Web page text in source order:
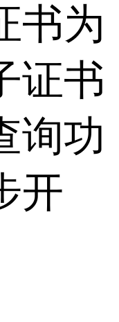
书为
证书
询功
开